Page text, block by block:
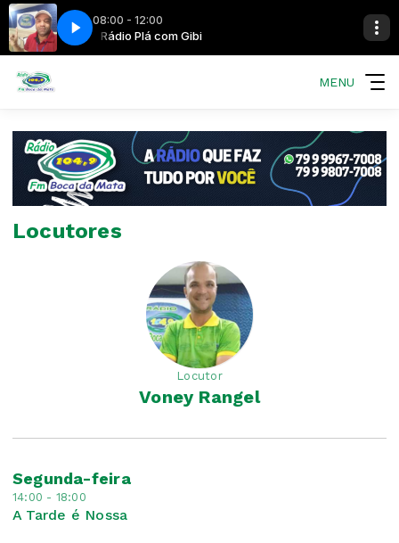
08:00 - 12:00
Rádio Plá com Gibi
MENU
Locutores
Locutor
Voney Rangel
Segunda-feira
14:00 - 18:00
A Tarde é Nossa